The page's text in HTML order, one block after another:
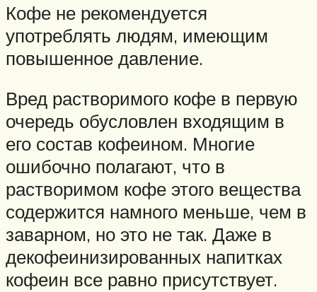
Кофе не рекомендуется
употреблять людям, имеющим
повышенное давление.
Вред растворимого кофе в первую
очередь обусловлен входящим в
его состав кофеином. Многие
ошибочно полагают, что в
растворимом кофе этого вещества
содержится намного меньше, чем в
заварном, но это не так. Даже в
декофеинизированных напитках
кофеин все равно присутствует.